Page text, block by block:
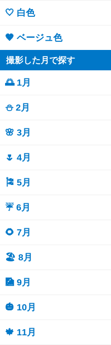
🤍 白色
🤎 ベージュ色
撮影した月で探す
🌅 1月
⛄ 2月
🌸 3月
🌷 4月
🎏 5月
☔ 6月
🌻 7月
🏖 8月
🎑 9月
🎃 10月
🍁 11月